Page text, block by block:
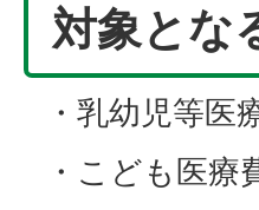
対象とな
・乳幼児等医
・こども医療